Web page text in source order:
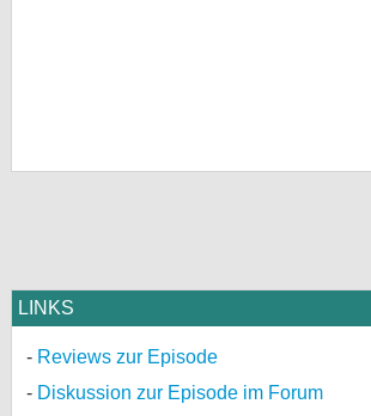
LINKS
Reviews zur Episode
Diskussion zur Episode im Forum